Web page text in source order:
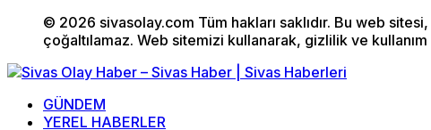
© 2026 sivasolay.com Tüm hakları saklıdır. Bu web
çoğaltılamaz. Web sitemizi kullanarak, gizlilik ve
GÜNDEM
YEREL HABERLER